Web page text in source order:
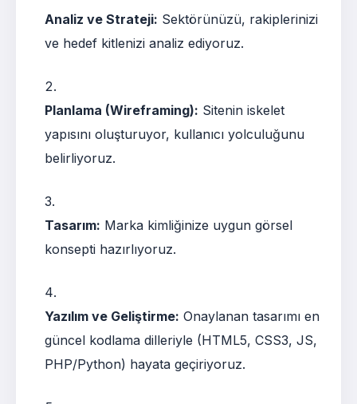
Analiz ve Strateji: Sektörünüzü, rakiplerinizi
ve hedef kitlenizi analiz ediyoruz.
Planlama (Wireframing): Sitenin iskelet
yapısını oluşturuyor, kullanıcı yolculuğunu
belirliyoruz.
Tasarım: Marka kimliğinize uygun görsel
konsepti hazırlıyoruz.
Yazılım ve Geliştirme: Onaylanan tasarımı en
güncel kodlama dilleriyle (HTML5, CSS3, JS,
PHP/Python) hayata geçiriyoruz.